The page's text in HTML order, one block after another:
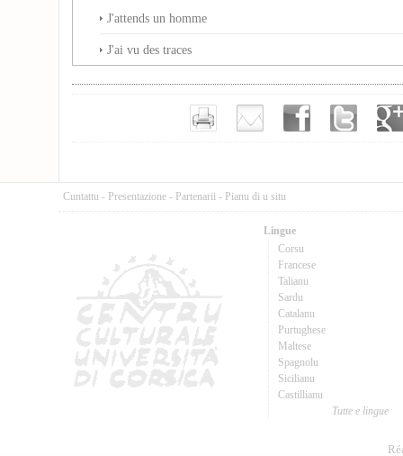
J'attends un homme
J'ai vu des traces
Cuntattu - Presentazione - Partenarii - Pianu di u situ
Lingue
Corsu
Francese
Talianu
Sardu
Catalanu
Purtughese
Maltese
Spagnolu
Sicilianu
Castillianu
Tutte e lingue